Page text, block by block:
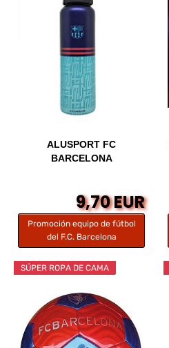
ALUSPORT FC
BARCELONA
9,70 EUR
Promoción equipo de fútbol
del F.C. Barcelona
SÚPER ROPA DE CAMA